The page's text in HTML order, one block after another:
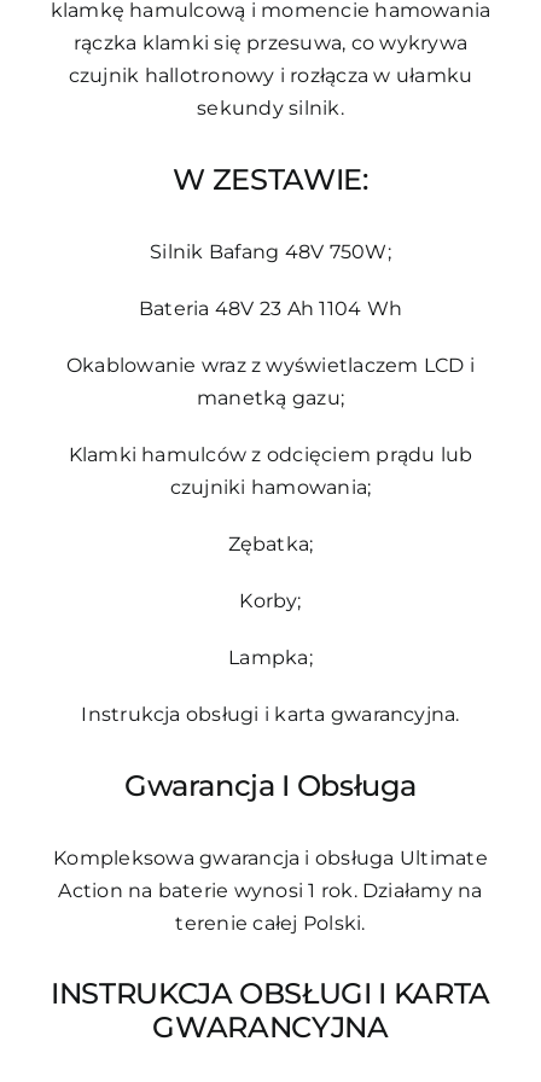
klamkę hamulcową i momencie hamowania
rączka klamki się przesuwa, co wykrywa
czujnik hallotronowy i rozłącza w ułamku
sekundy silnik.
W ZESTAWIE:
Silnik Bafang 48V 750W;
Bateria 48V 23 Ah 1104 Wh
Okablowanie wraz z wyświetlaczem LCD i
manetką gazu;
Klamki hamulców z odcięciem prądu lub
czujniki hamowania;
Zębatka;
Korby;
Lampka;
Instrukcja obsługi i karta gwarancyjna.
Gwarancja I Obsługa
Kompleksowa gwarancja i obsługa Ultimate
Action na baterie wynosi 1 rok. Działamy na
terenie całej Polski.
INSTRUKCJA OBSŁUGI I KARTA
GWARANCYJNA